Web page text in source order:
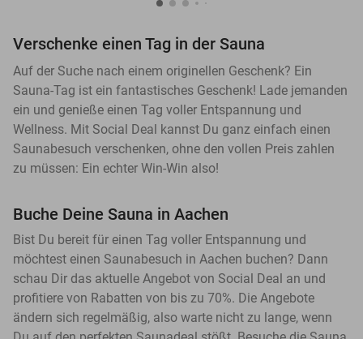
Verschenke einen Tag in der Sauna
Auf der Suche nach einem originellen Geschenk? Ein
Sauna-Tag ist ein fantastisches Geschenk! Lade jemanden
ein und genieße einen Tag voller Entspannung und
Wellness. Mit Social Deal kannst Du ganz einfach einen
Saunabesuch verschenken, ohne den vollen Preis zahlen
zu müssen: Ein echter Win-Win also!
Buche Deine Sauna in Aachen
Bist Du bereit für einen Tag voller Entspannung und
möchtest einen Saunabesuch in Aachen buchen? Dann
schau Dir das aktuelle Angebot von Social Deal an und
profitiere von Rabatten von bis zu 70%. Die Angebote
ändern sich regelmäßig, also warte nicht zu lange, wenn